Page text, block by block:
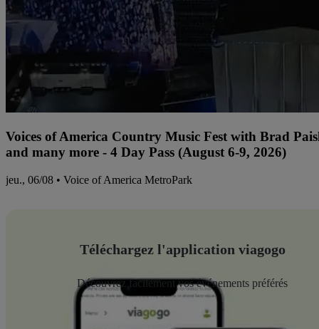
Voices of America Country Music Fest with Brad
and many more - 4 Day Pass (August 6-9, 2026)
jeu., 06/08 • Voice of America MetroPark
Téléchargez l'application viagogo
Découvrez facilement vos événements préférés